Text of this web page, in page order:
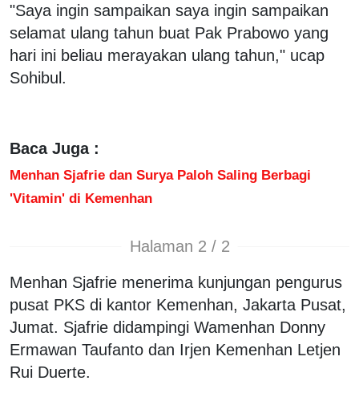
"Saya ingin sampaikan saya ingin sampaikan
selamat ulang tahun buat Pak Prabowo yang
hari ini beliau merayakan ulang tahun," ucap
Sohibul.
Baca Juga :
Menhan Sjafrie dan Surya Paloh Saling Berbagi
'Vitamin' di Kemenhan
Halaman 2 / 2
Menhan Sjafrie menerima kunjungan pengurus
pusat PKS di kantor Kemenhan, Jakarta Pusat,
Jumat. Sjafrie didampingi Wamenhan Donny
Ermawan Taufanto dan Irjen Kemenhan Letjen
Rui Duerte.